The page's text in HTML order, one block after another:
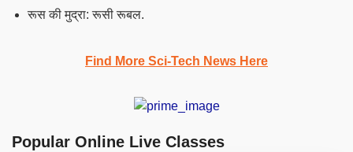
रूस की मुद्रा: रूसी रूबल.
Find More Sci-Tech News Here
Popular Online Live Classes